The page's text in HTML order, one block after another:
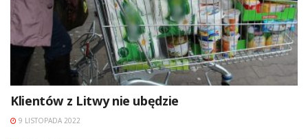
Klientów z Litwy nie ubędzie
9 LISTOPADA 2022